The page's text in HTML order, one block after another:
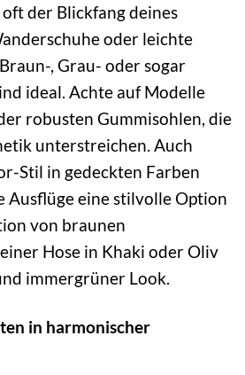
der Blickfang deines
oder leichte
, Grau- oder sogar
ideal. Achte auf Modelle
robusten Gummisohlen, die
unterstreichen. Auch
Stil in gedeckten Farben
Ausflüge eine stilvolle Option
von braunen
Hose in Khaki oder Oliv
immergrüner Look.
in harmonischer